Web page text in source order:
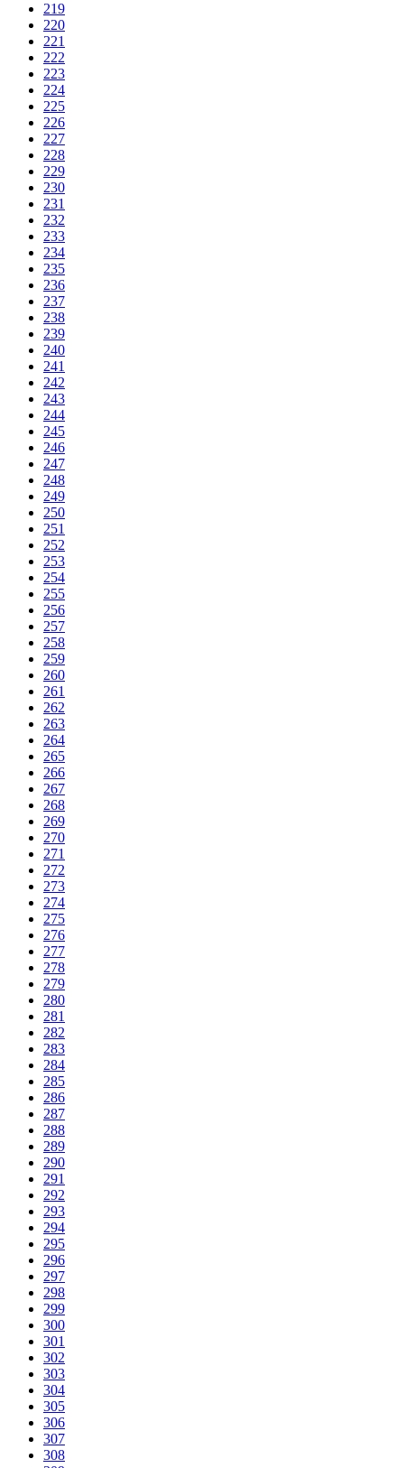
219
220
221
222
223
224
225
226
227
228
229
230
231
232
233
234
235
236
237
238
239
240
241
242
243
244
245
246
247
248
249
250
251
252
253
254
255
256
257
258
259
260
261
262
263
264
265
266
267
268
269
270
271
272
273
274
275
276
277
278
279
280
281
282
283
284
285
286
287
288
289
290
291
292
293
294
295
296
297
298
299
300
301
302
303
304
305
306
307
308